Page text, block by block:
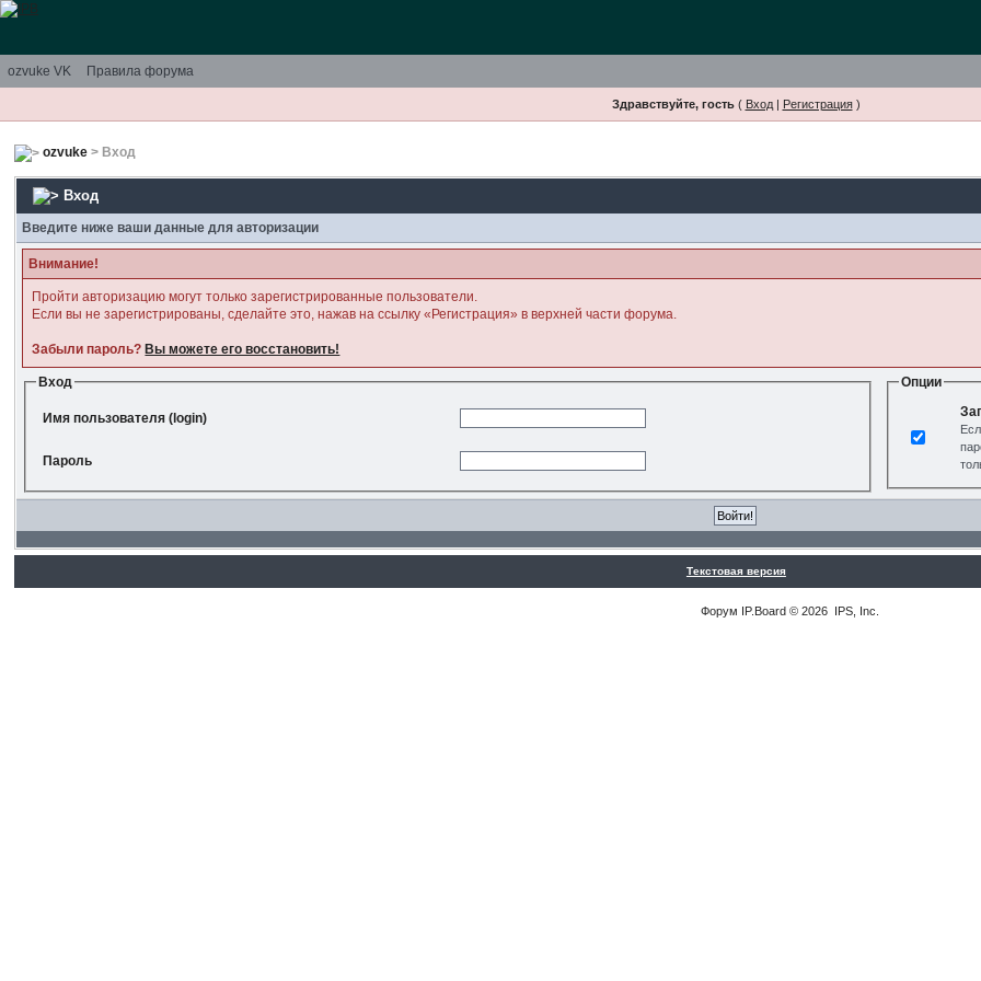
ozvuke VK Правила форума
Здравствуйте, гость( Вход| Регистрация)
ozvuke > Вход
Вход
Введите ниже ваши данные для авторизации
Внимание!
Пройти авторизацию могут только зарегистрированные пользователи.
Если вы не зарегистрированы, сделайте это, нажав на ссылку «Регистрация» в верхней части форума.
Забыли пароль? Вы можете его восстановить!
Вход
Имя пользователя (login)
Пароль
Опции
Текстовая версия
Форум IP.Board © 2026 IPS, Inc